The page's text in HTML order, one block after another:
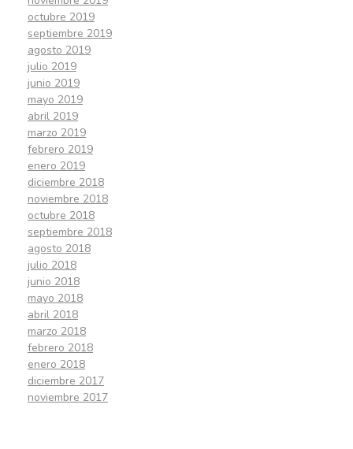
octubre 2019
septiembre 2019
agosto 2019
julio 2019
junio 2019
mayo 2019
abril 2019
marzo 2019
febrero 2019
enero 2019
diciembre 2018
noviembre 2018
octubre 2018
septiembre 2018
agosto 2018
julio 2018
junio 2018
mayo 2018
abril 2018
marzo 2018
febrero 2018
enero 2018
diciembre 2017
noviembre 2017